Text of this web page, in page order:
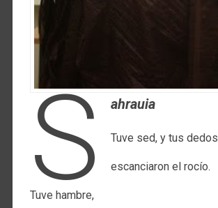
S ahrauia
Tuve sed, y tus dedos
escanciaron el rocío.
Tuve hambre,